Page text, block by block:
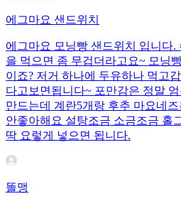
에그마요 샌드위치
에그마요 모닝빵 샌드위치 입니다
을 먹으면 좀 무겁더라고요~ 모닝
이죠? 저거 하나에 두유하나 먹고
다고보면됩니다~ 포만감은 정말
만드는데 계란5개랑 후추 마요네
안좋아해요 설탕조금 소금조금 홀
딱 요렇게 넣으면 됩니다.
똘맹